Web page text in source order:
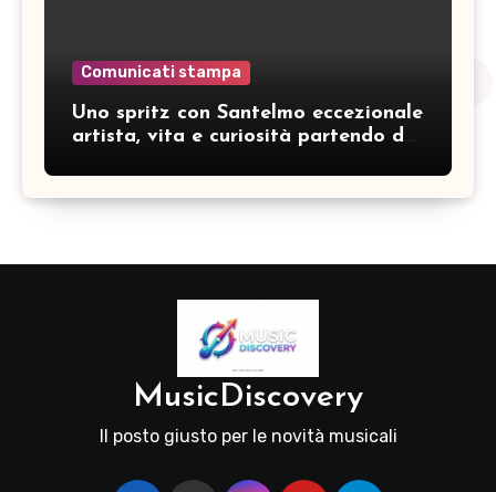
Comunicati stampa
Uno spritz con Santelmo eccezionale
artista, vita e curiosità partendo da
MusicDiscovery
Il posto giusto per le novità musicali